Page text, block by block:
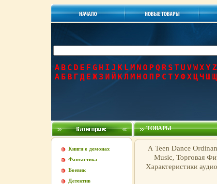
A B C D E F G H I J K L M N O P Q R S T U V WXYZ
А Б В Г Д Е Ж З И Й КЛ М Н О П Р С Т УФХЦЧ Ш Щ
Книги о демонах
Фантастика
Боевик
Детектив
ТОВАРЫ
А Teen Dance
Music, Торговая
Характеристики